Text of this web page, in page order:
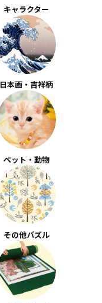
キャラクター
日本画・吉祥柄
ペット・動物
その他パズル